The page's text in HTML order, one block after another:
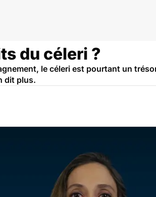
du céleri ?
le céleri est pourtant un
dit plus.